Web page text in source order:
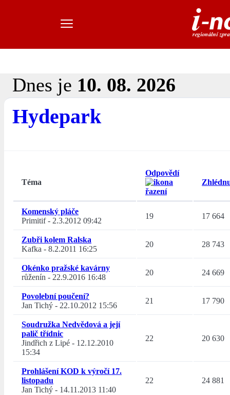
Dnes je 10. 08. 2026
Hydepark
Téma
Odpovědí
Komenský pláče
Primitif- 2.3.2012 09:42
19 17 664
Zubři kolem Ralska
Kafka - 8.2.2011 16:25
20 28 743
Okénko pražské kavárny
růženín - 22.9.2016 16:48
20 24 669
Povolební poučení?
Jan Tichý - 22.10.2012 15:56
21 17 790
Soudružka Nedvědová a její
palič třídnic
Jindřich z Lipé - 12.12.2010
15:34
22 20 630
Prohlášení KOD k výročí 17.
listopadu
Jan Tichý - 14.11.2013 11:40
22 24 881